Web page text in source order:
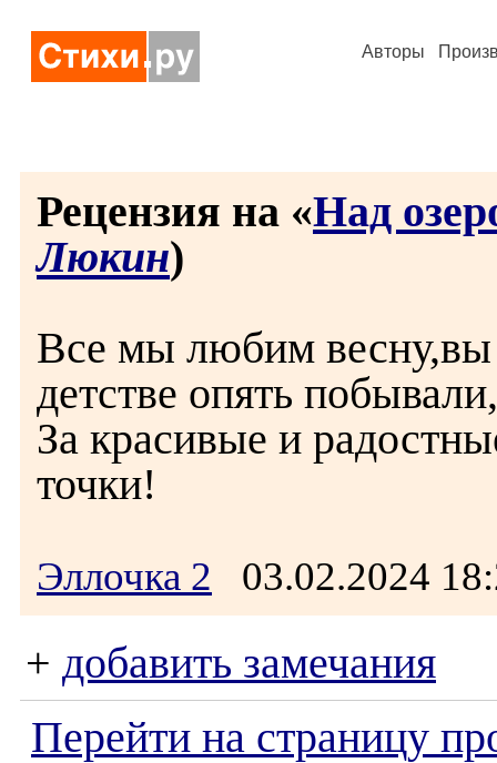
Авторы
Рецензия на «Над
Люкин)
Все мы любим весну,вы
детстве опять
За красивые и
точки!
Эллочка 2 03.02.2024
+ добавить замечания
Перейти на страницу